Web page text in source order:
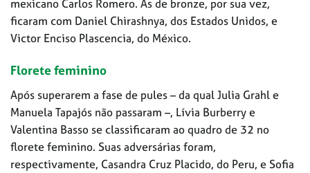
mexicano Carlos Romero. As de bronze, por sua vez,
ficaram com Daniel Chirashnya, dos Estados Unidos, e
Victor Enciso Plascencia, do México.
Florete feminino
Após superarem a fase de pules – da qual Julia Grahl e
Manuela Tapajós não passaram –, Lívia Burberry e
Valentina Basso se classificaram ao quadro de 32 no
florete feminino. Suas adversárias foram,
respectivamente, Casandra Cruz Placido, do Peru, e Sofia